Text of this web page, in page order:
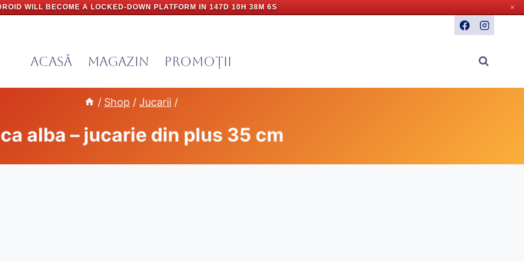
WILL BECOME A LOCKED-DOWN PLATFORM IN 147D 10H 38M 5S ✕
Acasă Magazin PROMOȚII
/ Shop / Jucarii /
alba – jucarie din plus 35 cm